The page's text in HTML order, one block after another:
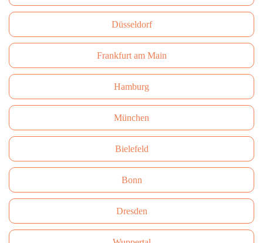
Düsseldorf
Frankfurt am Main
Hamburg
München
Bielefeld
Bonn
Dresden